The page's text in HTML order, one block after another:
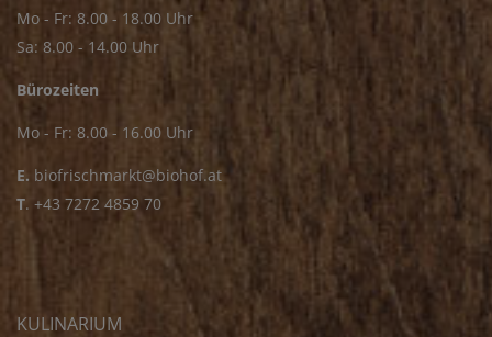
Mo - Fr: 8.00 - 18.00 Uhr
Sa: 8.00 - 14.00 Uhr
Bürozeiten
Mo - Fr: 8.00 - 16.00 Uhr
E. biofrischmarkt@biohof.at
T. +43 7272 4859 70
KULINARIUM